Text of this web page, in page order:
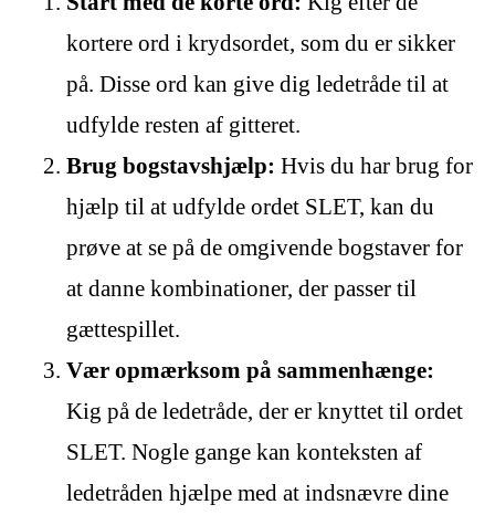
kortere ord i krydsordet, som du er sikker
på. Disse ord kan give dig ledetråde til at
udfylde resten af gitteret.
Brug bogstavshjælp: Hvis du har brug for
hjælp til at udfylde ordet SLET, kan du
prøve at se på de omgivende bogstaver for
at danne kombinationer, der passer til
gættespillet.
Vær opmærksom på sammenhænge:
Kig på de ledetråde, der er knyttet til ordet
SLET. Nogle gange kan konteksten af
ledetråden hjælpe med at indsnævre dine